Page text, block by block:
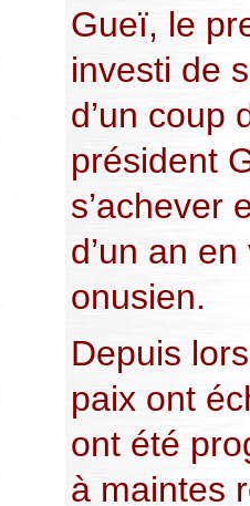
Gueï, le
investi de
d’un coup
président
s’achever
d’un an
onusien.
Depuis
paix ont
ont été
à maintes